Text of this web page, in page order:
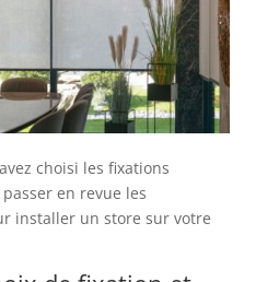
choisi les fixations
en revue les
installer un store sur votre